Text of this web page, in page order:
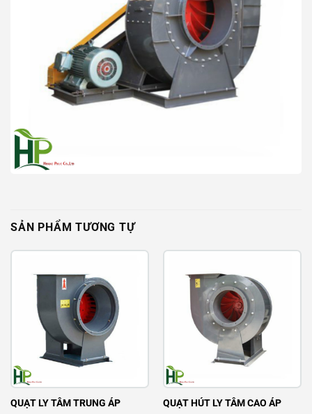
SẢN PHẨM TƯƠNG TỰ
QUẠT LY TÂM TRUNG ÁP QUẠT HÚT LY TÂM CAO ÁP